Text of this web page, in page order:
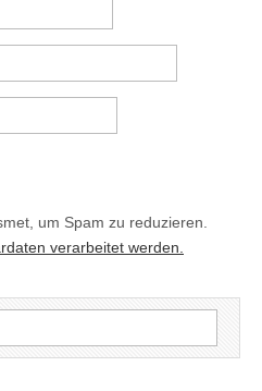
um Spam zu reduzieren.
verarbeitet werden.